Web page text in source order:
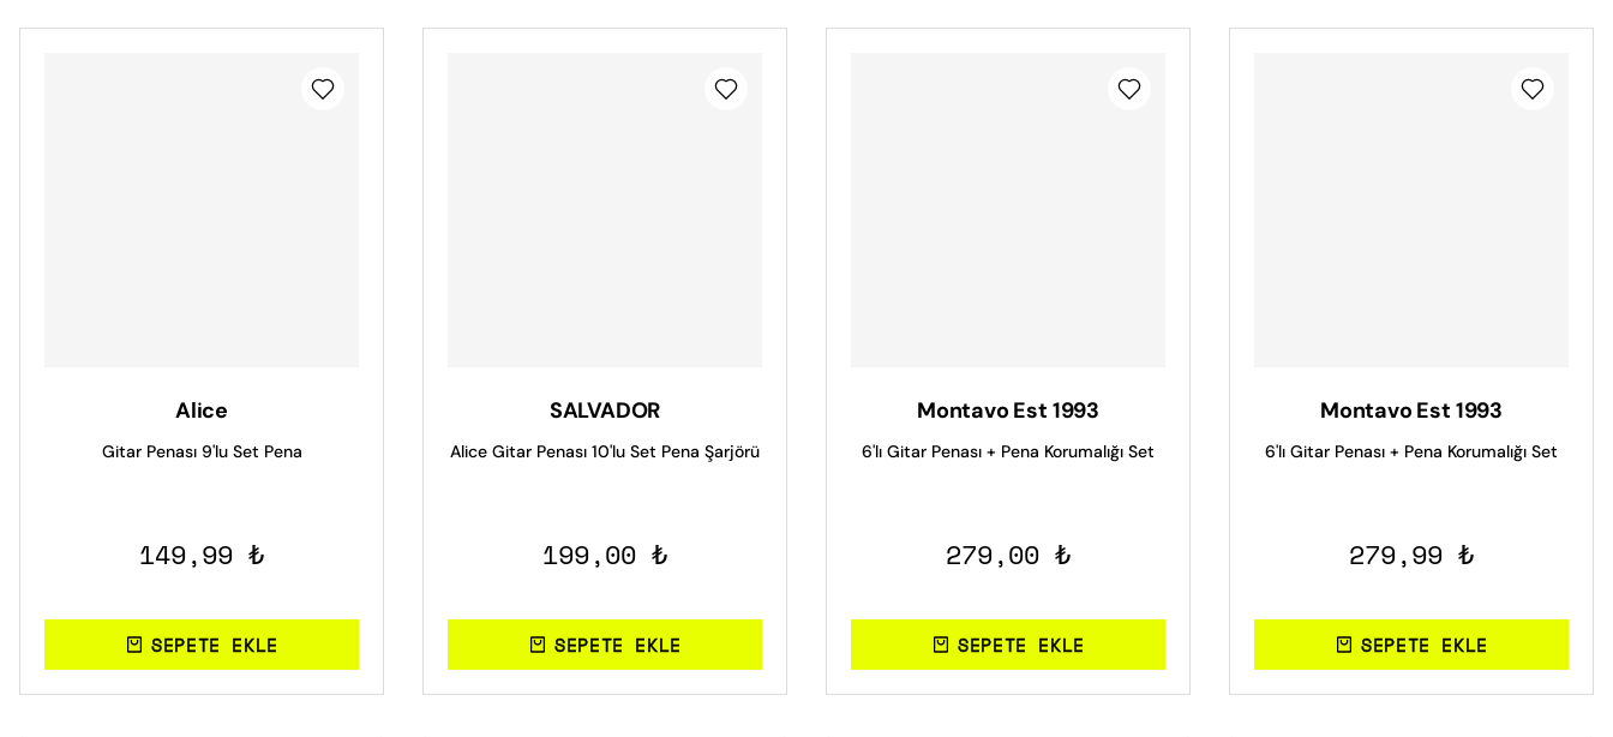
Alice
Gitar Penası 9'lu Set Pena
149,99 ₺
SEPETE EKLE
SALVADOR
Alice Gitar Penası 10'lu Set Pena Şarjörü
199,00 ₺
SEPETE EKLE
Montavo Est 1993
6'lı Gitar Penası + Pena Korumalığı Set
279,00 ₺
SEPETE EKLE
Montavo Est 1993
6'lı Gitar Penası + Pena Korumalığı Set
279,99 ₺
SEPETE EKLE